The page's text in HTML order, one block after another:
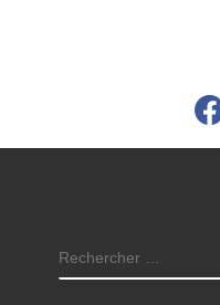
RECHERCHER